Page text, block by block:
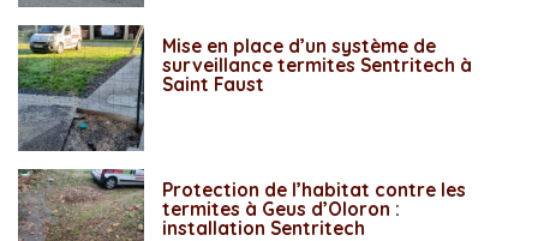
Mise en place d’un système de
surveillance termites Sentritech à
Saint Faust
Protection de l’habitat contre les
termites à Geus d’Oloron :
installation Sentritech